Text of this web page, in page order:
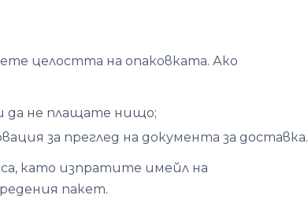
целостта на опаковката. Ако
да не плащате нищо;
за преглед на документа за доставка.
като изпратите имейл на
пакет.